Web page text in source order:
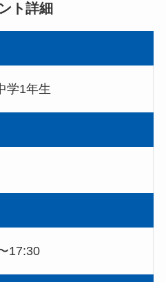
ト詳細
学1年生
17:30